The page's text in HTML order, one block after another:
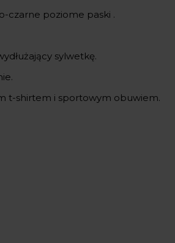
czarne poziome paski .
sylwetkę.
t-shirtem i sportowym obuwiem.